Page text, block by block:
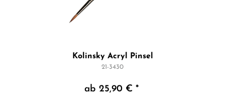
Kolinsky Acryl Pinsel
21-3430
ab 25,90 € *